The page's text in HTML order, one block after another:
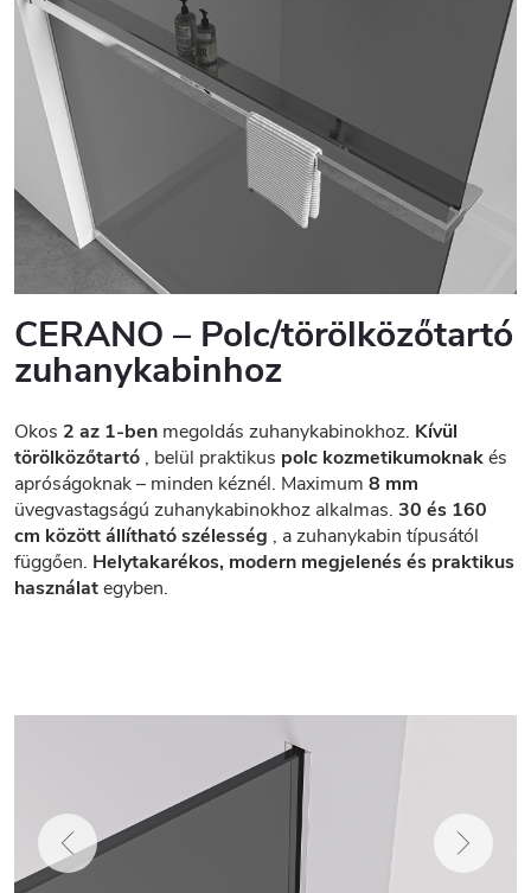
CERANO – Polc/törölközőtartó
zuhanykabinhoz
Okos 2 az 1-ben megoldás zuhanykabinokhoz. Kívül
törölközőtartó , belül praktikus polc kozmetikumoknakés
apróságoknak – minden kéznél. Maximum 8 mm
üvegvastagságú zuhanykabinokhoz alkalmas. 30 és 160
cm között állítható szélesség , a zuhanykabin típusától
függően. Helytakarékos, modern megjelenés és praktikus
használategyben.